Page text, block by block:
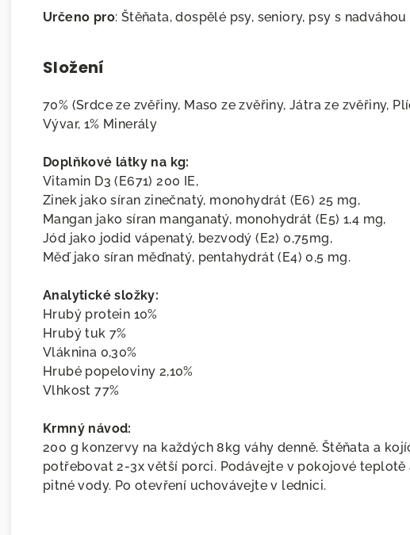
Určeno pro: Štěňata, dospělé psy, seniory, psy s nadváhou
Složení
70% (Srdce ze zvěřiny, Maso ze zvěřiny, Játra ze zvěřiny,
Vývar, 1% Minerály
Doplňkové látky na kg:
Vitamin D3 (E671) 200 IE,
Zinek jako síran zinečnatý, monohydrát (E6) 25 mg,
Mangan jako síran manganatý, monohydrát (E5) 1,4 mg,
Jód jako jodid vápenatý, bezvodý (E2) 0,75mg,
Měď jako síran měďnatý, pentahydrát (E4) 0,5 mg.
Analytické složky:
Hrubý protein 10%
Hrubý tuk 7%
Vláknina 0,30%
Hrubé popeloviny 2,10%
Vlhkost 77%
Krmný návod:
200 g konzervy na každých 8kg váhy denně. Štěňata a
potřebovat 2-3x větší porci. Podávejte v pokojové
pitné vody. Po otevření uchovávejte v lednici.